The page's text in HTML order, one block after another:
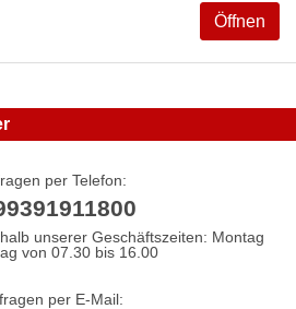
Öffnen
per Telefon:
unserer Geschäftszeiten: Montag
von 07.30 bis 16.00
per E-Mail: